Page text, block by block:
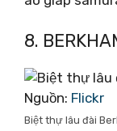
8.
Nguồn: Flickr
Biệt thự lâu đài